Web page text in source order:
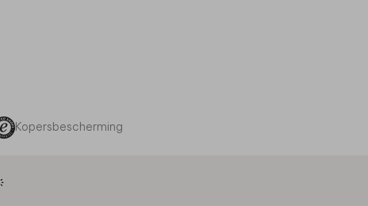
Kopersbescherming